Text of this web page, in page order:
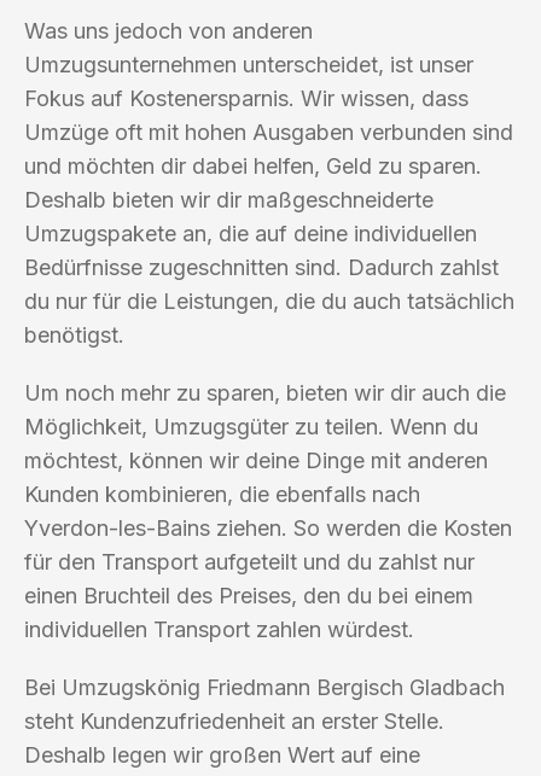
Was uns jedoch von anderen
Umzugsunternehmen unterscheidet, ist unser
Fokus auf Kostenersparnis. Wir wissen, dass
Umzüge oft mit hohen Ausgaben verbunden sind
und möchten dir dabei helfen, Geld zu sparen.
Deshalb bieten wir dir maßgeschneiderte
Umzugspakete an, die auf deine individuellen
Bedürfnisse zugeschnitten sind. Dadurch zahlst
du nur für die Leistungen, die du auch tatsächlich
benötigst.
Um noch mehr zu sparen, bieten wir dir auch die
Möglichkeit, Umzugsgüter zu teilen. Wenn du
möchtest, können wir deine Dinge mit anderen
Kunden kombinieren, die ebenfalls nach
Yverdon-les-Bains ziehen. So werden die Kosten
für den Transport aufgeteilt und du zahlst nur
einen Bruchteil des Preises, den du bei einem
individuellen Transport zahlen würdest.
Bei Umzugskönig Friedmann Bergisch Gladbach
steht Kundenzufriedenheit an erster Stelle.
Deshalb legen wir großen Wert auf eine